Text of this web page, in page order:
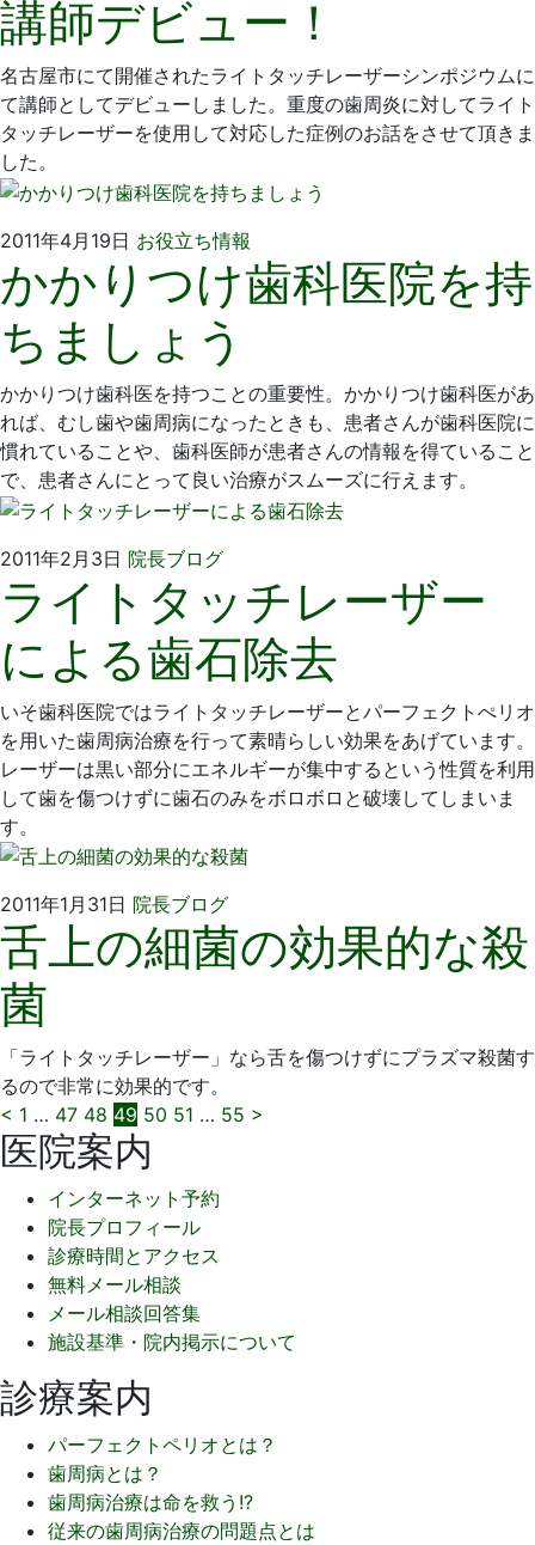
月
13
日
科
医
院
講師デビュー！
名古屋市にて開催されたライトタッチレーザーシンポジウムに
て講師としてデビューしました。重度の歯周炎に対してライト
タッチレーザーを使用して対応した症例のお話をさせて頂きま
した。
2011年4月19日 お役立ち情報
年
4
日
そ
歯
院
かかりつけ歯科医院を持
ちましょう
かかりつけ歯科医を持つことの重要性。かかりつけ歯科医があ
れば、むし歯や歯周病になったときも、患者さんが歯科医院に
慣れていることや、歯科医師が患者さんの情報を得ていること
で、患者さんにとって良い治療がスムーズに行えます。
2011年2月3日 院長ブログ2011
2
月
3
い
歯
科
医
ライトタッチレーザー
による歯石除去
いそ歯科医院ではライトタッチレーザーとパーフェクトぺリオ
を用いた歯周病治療を行って素晴らしい効果をあげています。
レーザーは黒い部分にエネルギーが集中するという性質を利用
して歯を傷つけずに歯石のみをボロボロと破壊してしまいま
す。
2011年1月31日 院長ブログ2011
年
1
日
い
そ
歯
院
舌上の細菌の効果的な殺
菌
「ライトタッチレーザー」なら舌を傷つけずにプラズマ殺菌す
るので非常に効果的です。
投
稿
の
ペ
ー
ジ
送
り
< 1 … 47 48 49 50 51 … 55 >
医院案内
インターネット予約
院長プロフィール
診療時間とアクセス
無料メール相談
メール相談回答集
施設基準・院内掲示について
診療案内
パーフェクトペリオとは？
歯周病とは？
歯周病治療は命を救う!?
従来の歯周病治療の問題点とは